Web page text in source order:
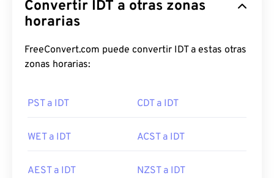
Convertir IDT a otras zonas
horarias
FreeConvert.com puede convertir IDT a estas otras
zonas horarias:
PST a IDT CDT a IDT
WET a IDT ACST a IDT
AEST a IDT NZST a IDT